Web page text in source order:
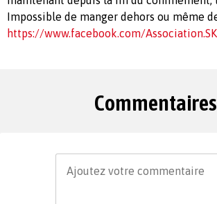
Impossible de manger dehors ou même
https://www.facebook.com/
Commentaires